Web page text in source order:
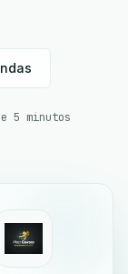
5 minutos